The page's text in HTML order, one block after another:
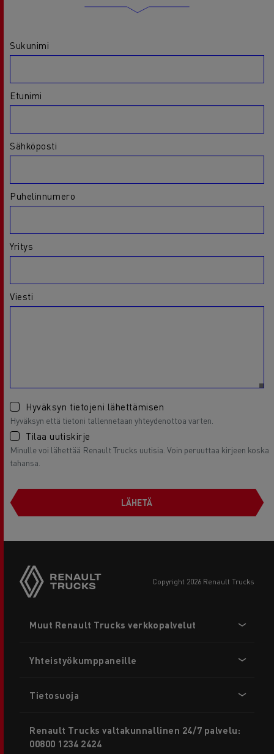
Sukunimi
Etunimi
Sähköposti
Puhelinnumero
Yritys
Viesti
Hyväksyn tietojeni lähettämisen
Hyväksyn että tietoni tallennetaan yhteydenottoa varten.
Tilaa uutiskirje
Minulle voi lähettää Renault Trucks uutisia. Voin peruuttaa kirjeen koska
tahansa.
LÄHETÄ
copyright 2026 Renault Trucks
menu
Muut Renault Trucks verkkopalvelut
Yhteistyökumppaneille
Tietosuoja
Renault Trucks valtakunnallinen 24/7 palvelu:
00800 1234 2424